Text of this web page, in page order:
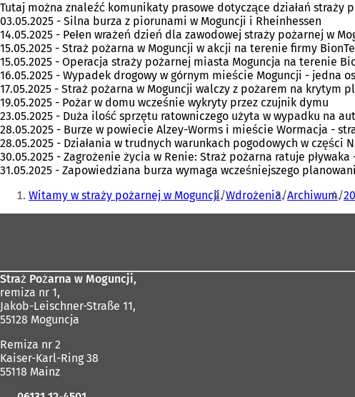
Tutaj można znaleźć komunikaty prasowe dotyczące działań straży
03.05.2025 - Silna burza z piorunami w Moguncji i Rheinhessen
14.05.2025 - Pełen wrażeń dzień dla zawodowej straży pożarnej w
15.05.2025 - Straż pożarna w Moguncji w akcji na terenie firmy
15.05.2025 - Operacja straży pożarnej miasta Moguncja na terenie
16.05.2025 - Wypadek drogowy w górnym mieście Moguncji - jedna
17.05.2025 - Straż pożarna w Moguncji walczy z pożarem na krytym
19.05.2025 - Pożar w domu wcześnie wykryty przez czujnik dymu
23.05.2025 - Duża ilość sprzętu ratowniczego użyta w wypadku na
28.05.2025 - Burze w powiecie Alzey-Worms i mieście Wormacja -
28.05.2025 - Działania w trudnych warunkach pogodowych w części
30.05.2025 - Zagrożenie życia w Renie: Straż pożarna ratuje
31.05.2025 - Zapowiedziana burza wymaga wcześniejszego
Jesteś
tutaj:
Witamy w straży pożarnej w Moguncji Wdrożenia Archiwum
Straż Pożarna w Moguncji,
remiza nr 1,
Jakob-Leischner-Straße 11,
55128 Moguncja
Remiza nr 2
Kaiser-Karl-Ring 38
55118 Mainz